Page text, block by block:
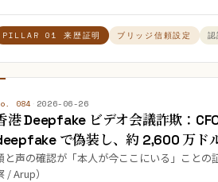
PILLAR 01 来歴証明 ブリッジ信頼設定
084 2026-06-26
港 Deepfake ビデオ会議詐欺：
で偽装し、約 2,600 万ド
と声の確認が「本人が今ここにいる」ことの
/ Arup）